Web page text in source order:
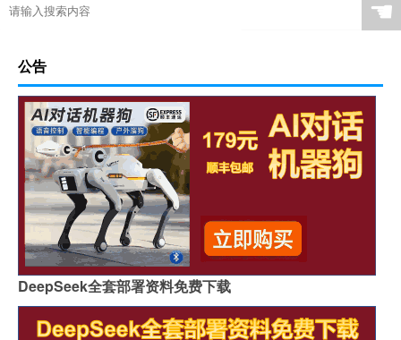
☚
公告
DeepSeek全套部署资料免费下载